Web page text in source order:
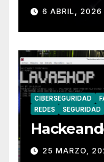
6 ABRIL, 2026
CIBERSEGURIDAD
REDES
SEGURIDAD
25 MARZO,